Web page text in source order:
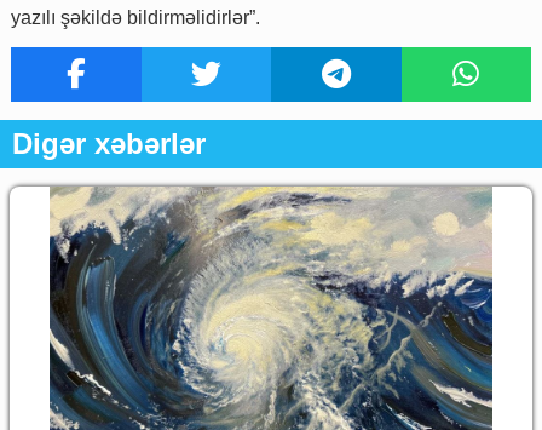
yazılı şəkildə bildirməlidirlər”.
Digər xəbərlər